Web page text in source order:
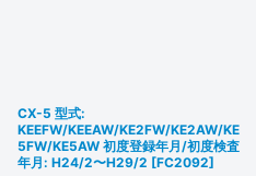
CX-5 型式:
KEEFW/KEEAW/KE2FW/KE2AW/KE
5FW/KE5AW 初度登録年月/初度検査
年月: H24/2〜H29/2 [FC2092]